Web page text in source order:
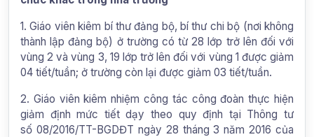
1. Giáo viên kiêm bí thư đảng bộ, bí thư chi bộ (nơi không
thành lập đảng bộ) ở trường có từ 28 lớp trở lên đối với
vùng 2 và vùng 3, 19 lớp trở lên đối với vùng 1 được giảm
04 tiết/tuần; ở trường còn lại được giảm 03 tiết/tuần.
2. Giáo viên kiêm nhiệm công tác công đoàn thực hiện
giảm định mức tiết dạy theo quy định tại Thông tư
số 08/2016/TT-BGDĐT ngày 28 tháng 3 năm 2016 của